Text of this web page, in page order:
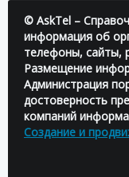
© AskTel –
информация об
телефоны, сайты,
Размещение
Администрация
достоверность
компаний
Создание и